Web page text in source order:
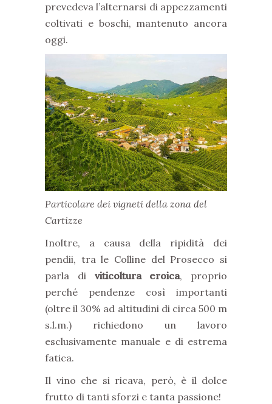
prevedeva l’alternarsi di appezzamenti
coltivati e boschi, mantenuto ancora
oggi.
Particolare dei vigneti della zona del
Cartizze
Inoltre, a causa della ripidità dei
pendii, tra le Colline del Prosecco si
parla di viticoltura eroica, proprio
perché pendenze così importanti
(oltre il 30% ad altitudini di circa 500 m
s.l.m.) richiedono un lavoro
esclusivamente manuale e di estrema
fatica.
Il vino che si ricava, però, è il dolce
frutto di tanti sforzi e tanta passione!